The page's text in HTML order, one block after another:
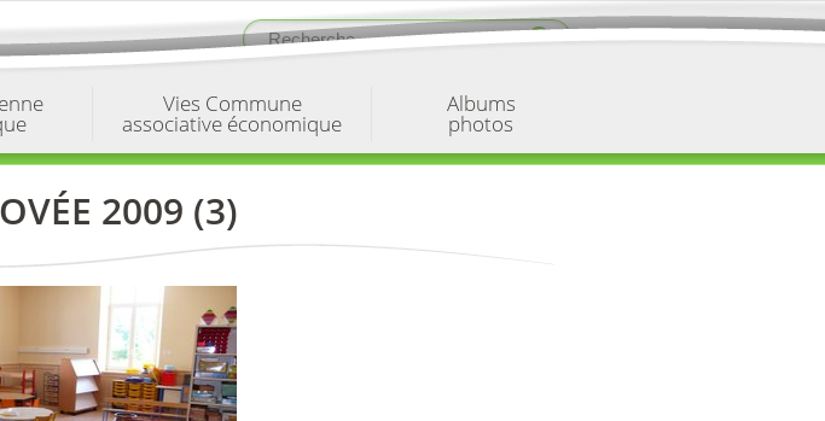
Vies Commune
associative économique
Albums
photos
2009 (3)